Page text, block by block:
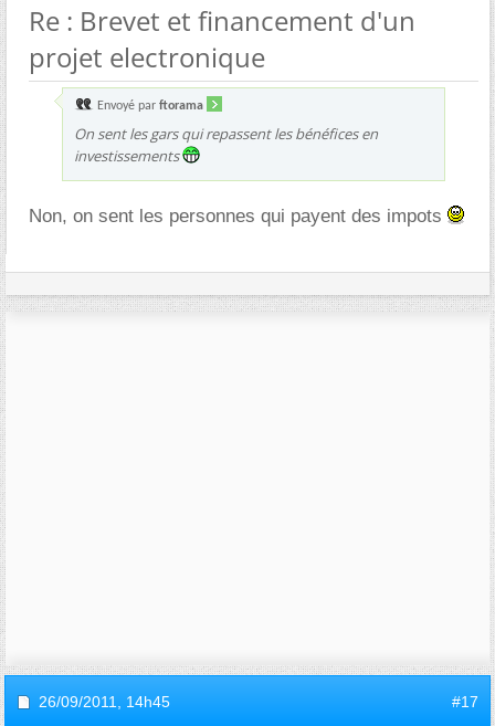
Re : Brevet et financement d'un
projet electronique
Envoyé par ftorama
On sent les gars qui repassent les bénéfices en
investissements
Non, on sent les personnes qui payent des impots
26/09/2011, 14h45 #17